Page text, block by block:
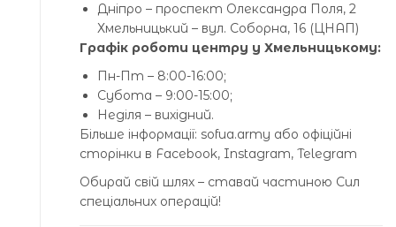
Дніпро – проспект Олександра Поля, 2
Хмельницький – вул. Соборна, 16 (ЦНАП)
Графік роботи центру у Хмельницькому:
Пн-Пт – 8:00-16:00;
Субота – 9:00-15:00;
Неділя – вихідний.
Більше інформації: sofua.army або офіційні
сторінки в Facebook, Instagram, Telegram
Обирай свій шлях – ставай частиною Сил
спеціальних операцій!